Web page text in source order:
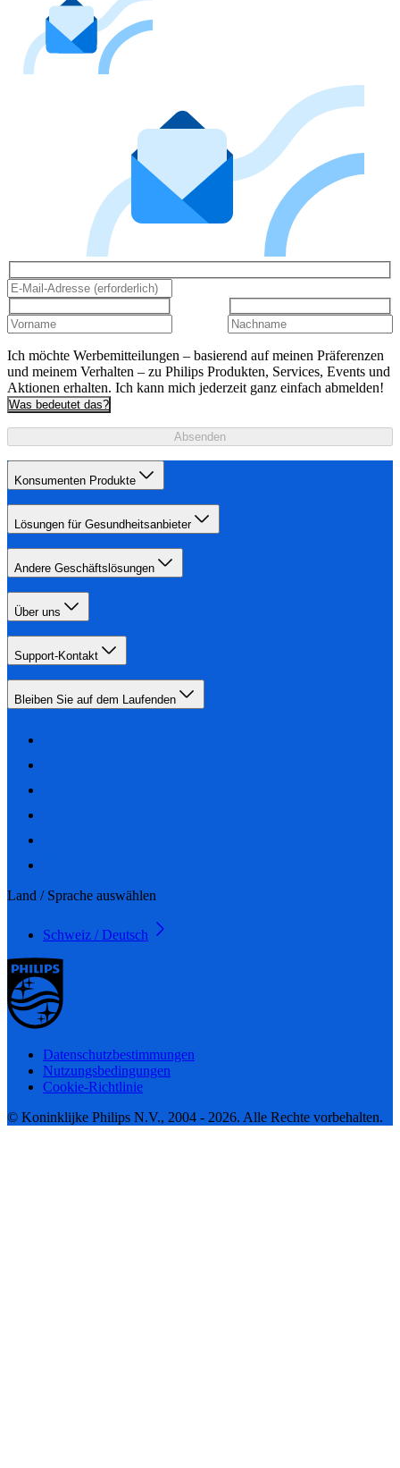
Ich möchte Werbemitteilungen – basierend auf meinen Präferenzen
und meinem Verhalten – zu Philips Produkten, Services, Events und
Aktionen erhalten. Ich kann mich jederzeit ganz einfach abmelden!
Was bedeutet das?
Absenden
Konsumenten Produkte
Lösungen für Gesundheitsanbieter
Andere Geschäftslösungen
Über uns
Support-Kontakt
Bleiben Sie auf dem Laufenden
Land / Sprache auswählen
Schweiz / Deutsch
Datenschutzbestimmungen
Nutzungsbedingungen
Cookie-Richtlinie
© Koninklijke Philips N.V., 2004 - 2026. Alle Rechte vorbehalten.